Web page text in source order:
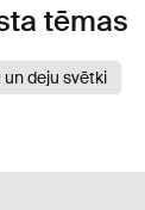
tēmas
un deju svētki